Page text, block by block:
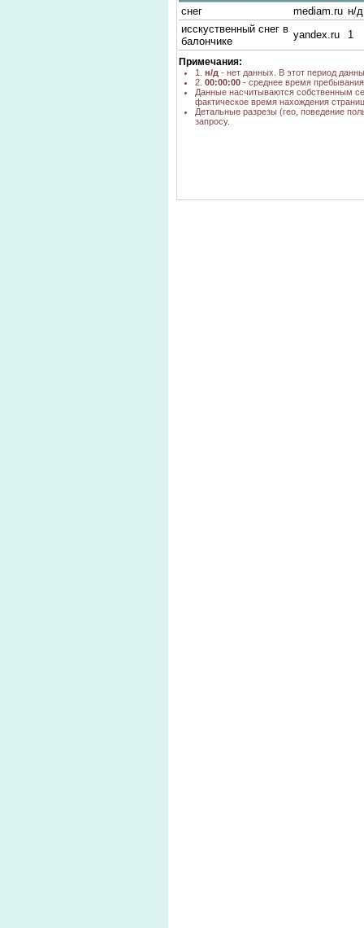
снег
mediam.ru н/д
исскуственный снег в
балончике
yandex.ru 1
Примечания:
1. н/д - нет данных. В этот период
2. 00:00:00 - среднее время
Данные насчитываются собственным
фактическое время нахождения
Детальные разрезы (гео, поведение
запросу.